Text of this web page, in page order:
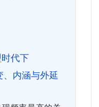
时代下
内涵与外延